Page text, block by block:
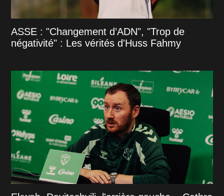
ASSE : "Changement d’ADN", "Trop de
négativité" : Les vérités d'Huss Fahmy